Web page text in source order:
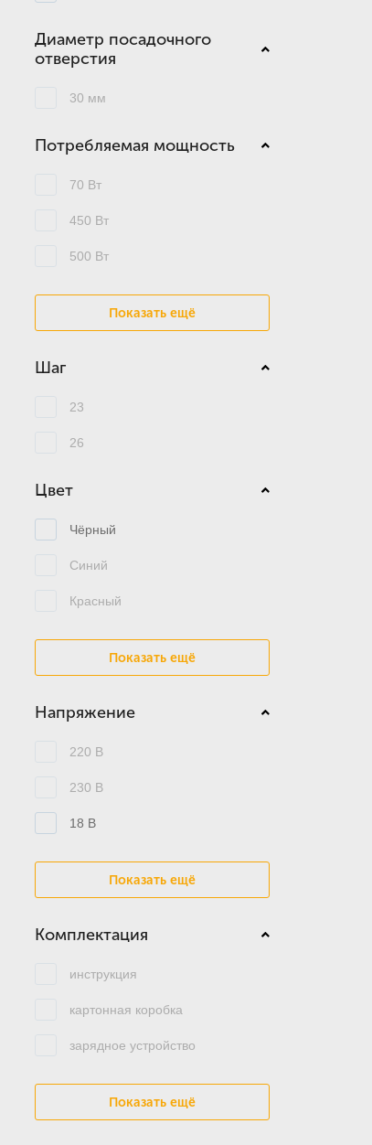
Диаметр посадочного
отверстия
30 мм
Потребляемая мощность
70 Вт
450 Вт
500 Вт
Показать ещё
Шаг
23
26
Цвет
Чёрный
Синий
Красный
Показать ещё
Напряжение
220 В
230 В
18 В
Показать ещё
Комплектация
инструкция
картонная коробка
зарядное устройство
Показать ещё